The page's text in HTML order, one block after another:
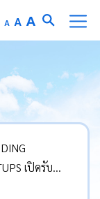
A Decrease
font
AReset
font
A Increase
font
เปิดรับ